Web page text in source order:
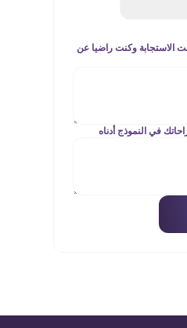
الاستجابة وكنت راضيا عن
في النموذج أدناه